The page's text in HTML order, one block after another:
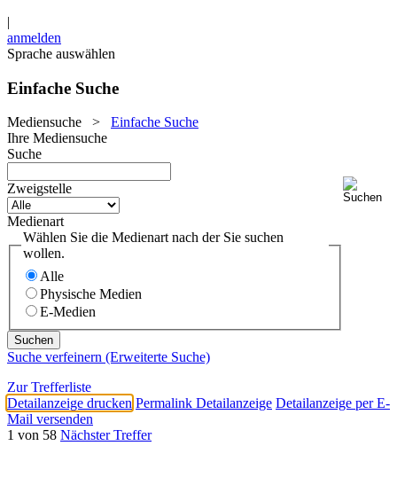
|
anmelden
Sprache auswählen
Einfache Suche
Mediensuche > Einfache Suche
Ihre Mediensuche
Suche
Zweigstelle
Medienart
Wählen Sie die Medienart nach der Sie suchen
wollen.
Alle
Physische Medien
E-Medien
Suche verfeinern (Erweiterte Suche)
Zur Trefferliste
Detailanzeige drucken Permalink Detailanzeige Detailanzeige per E-
Mail versenden
1 von 58 Nächster Treffer